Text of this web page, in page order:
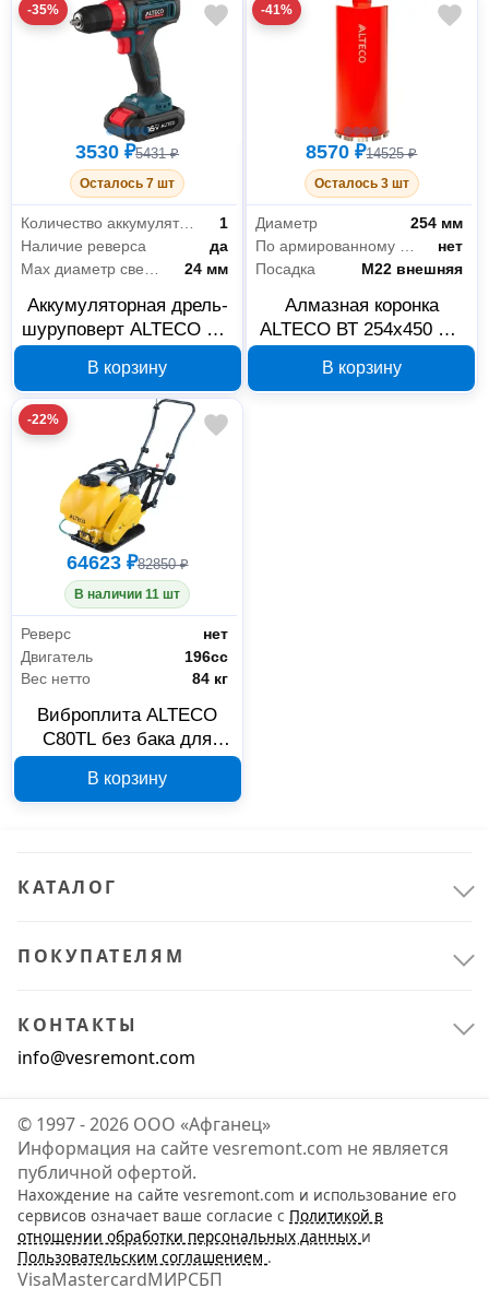
Инструмент 1
Шуруповерты
-35%
3530 ₽5431 ₽
Осталось 7 шт
Количество аккумуляторов в комплекте
1
Наличие реверса
да
24 мм
Аккумуляторная дрель-
шуруповерт ALTECO CD
В корзину
-41%
8570 ₽14525 ₽
Осталось 3 шт
Диаметр
254 мм
нет
Посадка
М22 внешняя
Алмазная коронка
ALTECO ВТ 254x450 мм
В корзину
-22%
64623 ₽82850 ₽
В наличии 11 шт
Реверс
нет
Двигатель
196сс
Вес нетто
84 кг
Виброплита ALTECO
C80TL без бака для
В корзину
КАТАЛОГ
ПОКУПАТЕЛЯМ
КОНТАКТЫ
info@vesremont.com
© 1997 - 2026 ООО «Афганец»
Информация на сайте vesremont.com не является
публичной офертой.
Нахождение на сайте vesremont.com и использование его
сервисов означает ваше согласие с Политикой в
отношении обработки персональных данных и
Пользовательским соглашением .
VisaMastercardМИРСБП